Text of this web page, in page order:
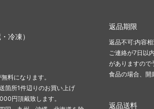
冷凍）
料になります。
箇所1件辺りのお買い上げ
円頂戴致します。
返品期限
返品不可:内容
ご連絡が7日以
がありますので
食品の場合、開
返品送料